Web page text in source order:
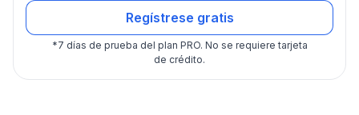
Regístrese gratis
*7 días de prueba del plan PRO. No se requiere tarjeta
de crédito.